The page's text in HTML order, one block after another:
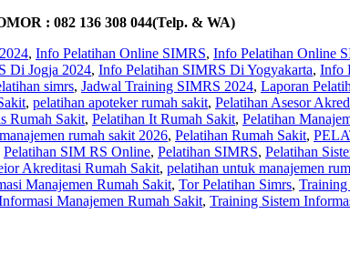
: 082 136 308 044(Telp. & WA)
, Info Pelatihan Online SIMRS, Info Pelatihan Online
Di Jogja 2024, Info Pelatihan SIMRS Di Yogyakarta, Info
simrs, Jadwal Training SIMRS 2024, Laporan
, pelatihan apoteker rumah sakit, Pelatihan Asesor
Rumah Sakit, Pelatihan It Rumah Sakit, Pelatihan
rumah sakit 2026, Pelatihan Rumah Sakit‎,
Pelatihan SIM RS Online, Pelatihan SIMRS, Pelatihan
Akreditasi Rumah Sakit, pelatihan untuk manajemen
Manajemen Rumah Sakit, Tor Pelatihan Simrs,
Manajemen Rumah Sakit, Training Sistem